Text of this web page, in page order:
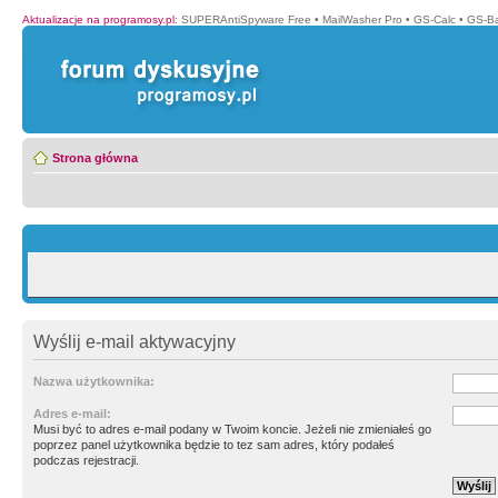
Aktualizacje na programosy.pl: SUPERAntiSpyware Free • MailWasher Pro • GS-Calc • GS-
Strona główna
Wyślij e-mail aktywacyjny
Nazwa użytkownika:
Adres e-mail:
Musi być to adres e-mail podany w Twoim koncie. Jeżeli nie zmieniałeś go
poprzez panel użytkownika będzie to tez sam adres, który podałeś
podczas rejestracji.